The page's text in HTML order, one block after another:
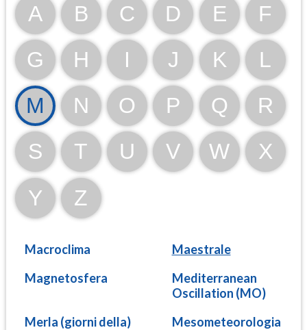
A B C D E
F
G
H I J K
L
M
N O P Q
R
S
T U V W
X
Y
Z
Macroclima
Maestrale
Magnetosfera
Mediterranean
Oscillation (MO)
Merla (giorni della)
Mesometeorologia